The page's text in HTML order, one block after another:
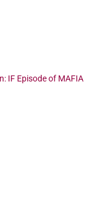
IF Episode of MAFIA